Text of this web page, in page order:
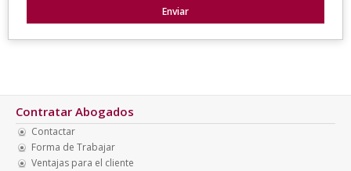
Contratar Abogados
Contactar
Forma de Trabajar
Ventajas para el cliente